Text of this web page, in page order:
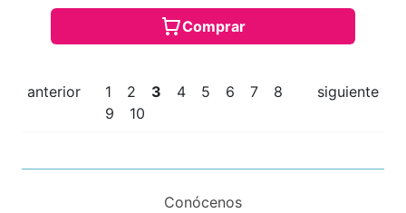
Comprar
anterior 1 2 3 4 5 6 7
8
9
10
siguiente
Conócenos